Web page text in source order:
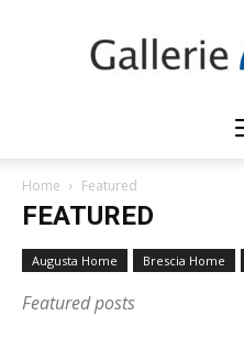
Home Featured
FEATURED
Augusta Home Brescia Home
Featured posts